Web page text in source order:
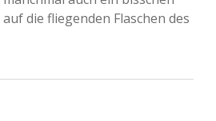
die fliegenden Flaschen des